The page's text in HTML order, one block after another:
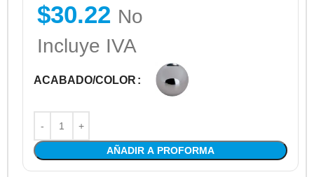
$30.22 No
Incluye IVA
ACABADO/COLOR
AÑADIR A PROFORMA